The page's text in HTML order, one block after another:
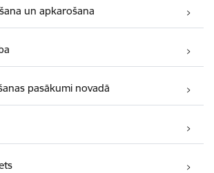
un apkarošana
pasākumi novadā